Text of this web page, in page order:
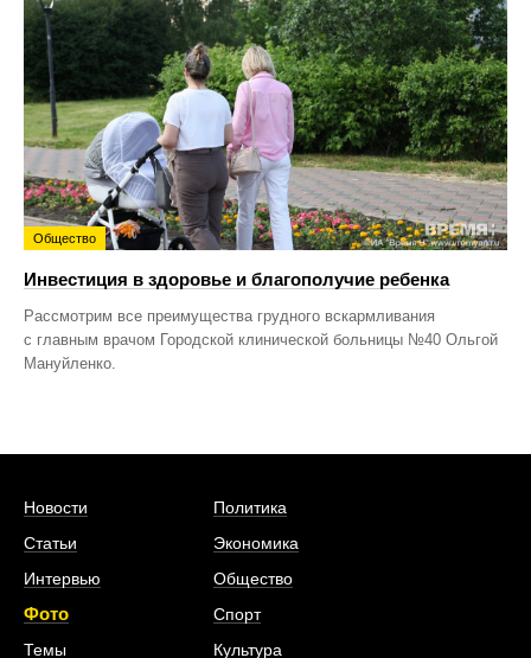
Общество
Инвестиция в здоровье и благополучие ребенка
Рассмотрим все преимущества грудного вскармливания
с главным врачом Городской клинической больницы №40 Ольгой
Мануйленко.
Новости
Статьи
Интервью
Фото
Темы
Политика
Экономика
Общество
Спорт
Культура